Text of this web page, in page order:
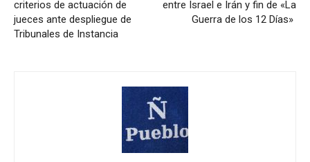
criterios de actuación de
jueces ante despliegue de
Tribunales de Instancia
entre Israel e Irán y fin de «La
Guerra de los 12 Días»